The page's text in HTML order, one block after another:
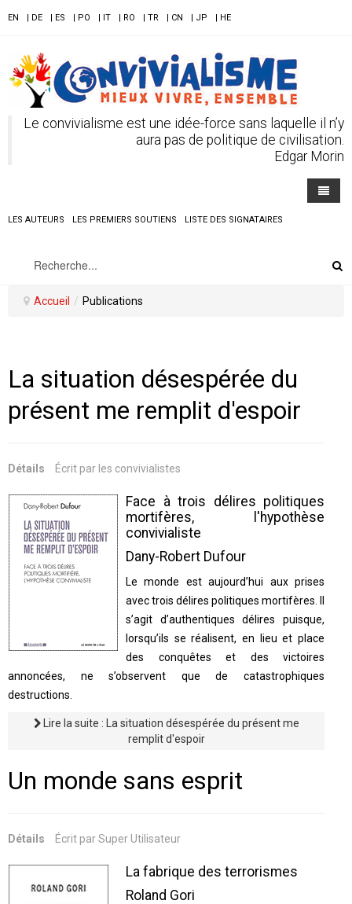
EN | DE | ES | PO | IT | RO | TR | CN | JP | HE
Le convivialisme est une idée-force sans laquelle il n’y
aura pas de politique de civilisation.
Edgar Morin
ACCUEIL
LES CONVIVIALISTES
ON EN PARLE
PUBLICATIONS
DÉBATS
ECONOMIE ALTERNATIVE
SANTÉ
THÉORIE
ANTHROPOLOGIE
RAPPORT À LA NATURE
VIDÉOS / PODCASTS
LES AUTEURS LES PREMIERS SOUTIENS LISTE DES SIGNATAIRES
Accueil / Publications
La situation désespérée du
présent me remplit d'espoir
Détails Écrit par les convivialistes
Face à trois délires politiques
mortifères, l'hypothèse
convivialiste
Dany-Robert Dufour
Le monde est aujourd’hui aux prises
avec trois délires politiques mortifères. Il
s’agit d’authentiques délires puisque,
lorsqu’ils se réalisent, en lieu et place
des conquêtes et des victoires
annoncées, ne s’observent que de catastrophiques
destructions.
Lire la suite : La situation désespérée du présent me
remplit d'espoir
Un monde sans esprit
Détails Écrit parSuper Utilisateur
La fabrique des terrorismes
Roland Gori